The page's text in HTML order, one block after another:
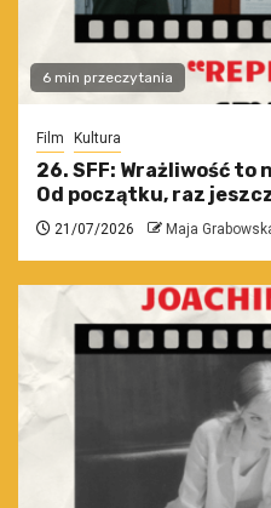
6 min przeczytania
Film Kultura
26. SFF: Wrażliwość to
Od początku, raz
21/07/2026 Maja